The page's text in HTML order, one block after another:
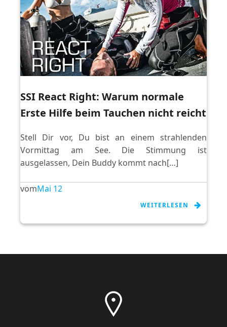
SSI React Right: Warum normale
Erste Hilfe beim Tauchen nicht reicht
Stell Dir vor, Du bist an einem strahlenden
Vormittag am See. Die Stimmung ist
ausgelassen, Dein Buddy kommt nach[…]
vomMai 12
WEITERLESEN